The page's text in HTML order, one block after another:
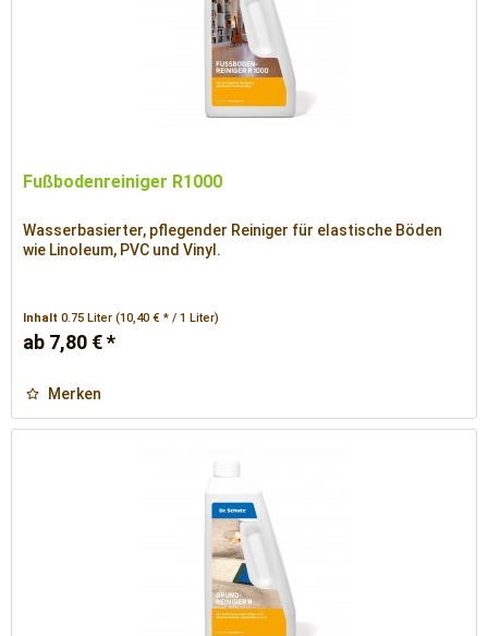
Fußbodenreiniger R1000
Wasserbasierter, pflegender Reiniger für elastische Böden
wie Linoleum, PVC und Vinyl.
Inhalt0.75 Liter(10,40 € * / 1 Liter)
ab 7,80 € *
Merken